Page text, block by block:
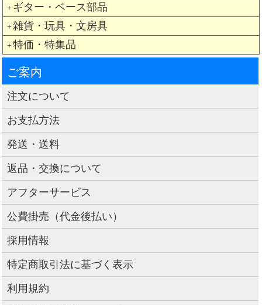
＋ ギター・ベース部品
＋ 雑貨・玩具・文房具
＋ 特価・特集品
ご案内
注文について
お支払方法
発送・送料
返品・交換について
アフターサービス
公費掛売（代金後払い）
採用情報
特定商取引法に基づく表示
利用規約